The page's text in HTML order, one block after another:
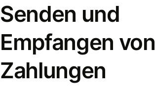
Senden und
Empfangen von
Zahlungen